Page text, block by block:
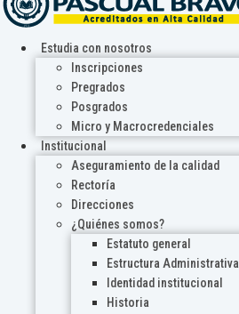
Estudia con nosotros
Inscripciones
Pregrados
Posgrados
Micro y Macrocredenciales
Institucional
Aseguramiento de la calidad
Rectoría
Direcciones
¿Quiénes somos?
Estatuto general
Estructura Administrativa
Identidad institucional
Historia